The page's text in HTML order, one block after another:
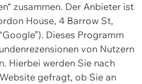
zusammen. Der Anbieter ist
House, 4 Barrow St,
Dieses Programm
von Nutzern
Hierbei werden Sie nach
gefragt, ob Sie an